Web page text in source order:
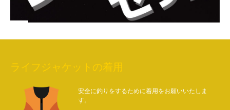
ライフジャケットの着用
安全に釣りをするために着用をお願いいたしま
す。